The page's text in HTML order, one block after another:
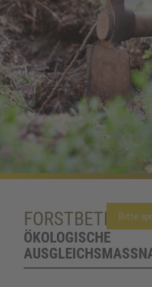
FORSTBETRIEB
ÖKOLOGISCHE
Bitte